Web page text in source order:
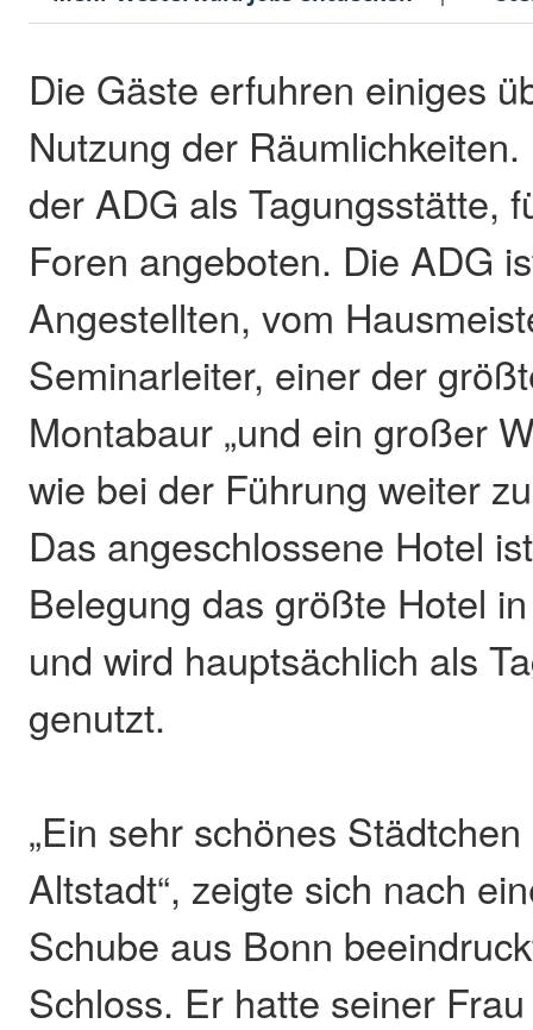
Die Gäste erfuhren einiges
Nutzung der
der ADG als Tagungsstätte,
Foren angeboten. Die ADG
Angestellten, vom
Seminarleiter, einer der
Montabaur „und ein großer
wie bei der Führung weiter
Das angeschlossene Hotel
Belegung das größte Hotel
und wird hauptsächlich als
genutzt.
„Ein sehr schönes
Altstadt“, zeigte sich nach
Schube aus Bonn
Schloss. Er hatte seiner